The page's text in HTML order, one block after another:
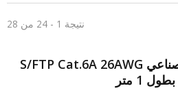
نتيجة 1 - 24 من 28
كابل باتش صناعي S/FTP Cat.6A 26AWG